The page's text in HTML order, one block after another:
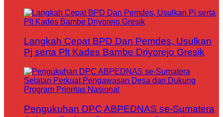
Langkah Cepat BPD Dan Pemdes, Usulkan
Pj serta Plt Kades Bambe Driyorejo Gresik
Pengukuhan DPC ABPEDNAS se-Sumatera